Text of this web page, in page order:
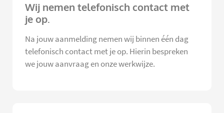
Wij nemen telefonisch contact met
je op.
Na jouw aanmelding nemen wij binnen één dag
telefonisch contact met je op. Hierin bespreken
we jouw aanvraag en onze werkwijze.